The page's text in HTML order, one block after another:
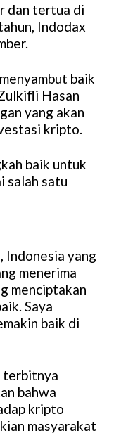
dan tertua di
Indodax
baik
Hasan
yang akan
kripto.
baik untuk
salah satu
Indonesia yang
menerima
menciptakan
Saya
baik di
terbitnya
bahwa
kripto
masyarakat